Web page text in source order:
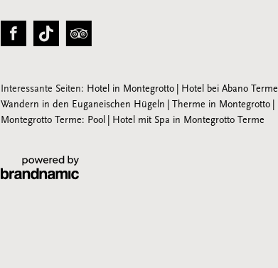
Interessante Seiten: Hotel in Montegrotto
Hotel bei Abano Terme
Wandern in den Euganeischen Hügeln
Therme in Montegrotto
Montegrotto Terme: Pool
Hotel mit Spa in Montegrotto Terme